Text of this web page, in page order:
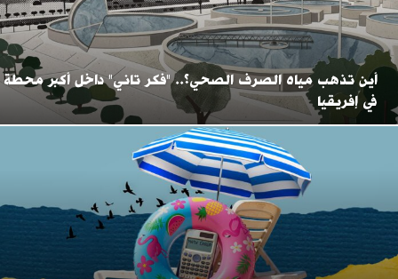
أين تذهب مياه الصرف الصحي؟.. "فكر تاني" داخل أكبر محطة
في إفريقيا